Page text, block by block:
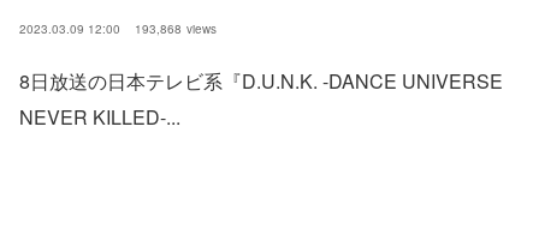
2023.03.09 12:00 193,868 views
8日放送の日本テレビ系『D.U.N.K. -DANCE UNIVERSE
NEVER KILLED-...